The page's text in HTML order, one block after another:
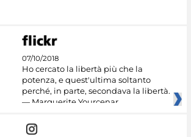
07/10/2018
Ho cercato la libertà più che la
potenza, e quest'ultima soltanto
perché, in parte, secondava la libertà.
— Marguerite Yourcenar